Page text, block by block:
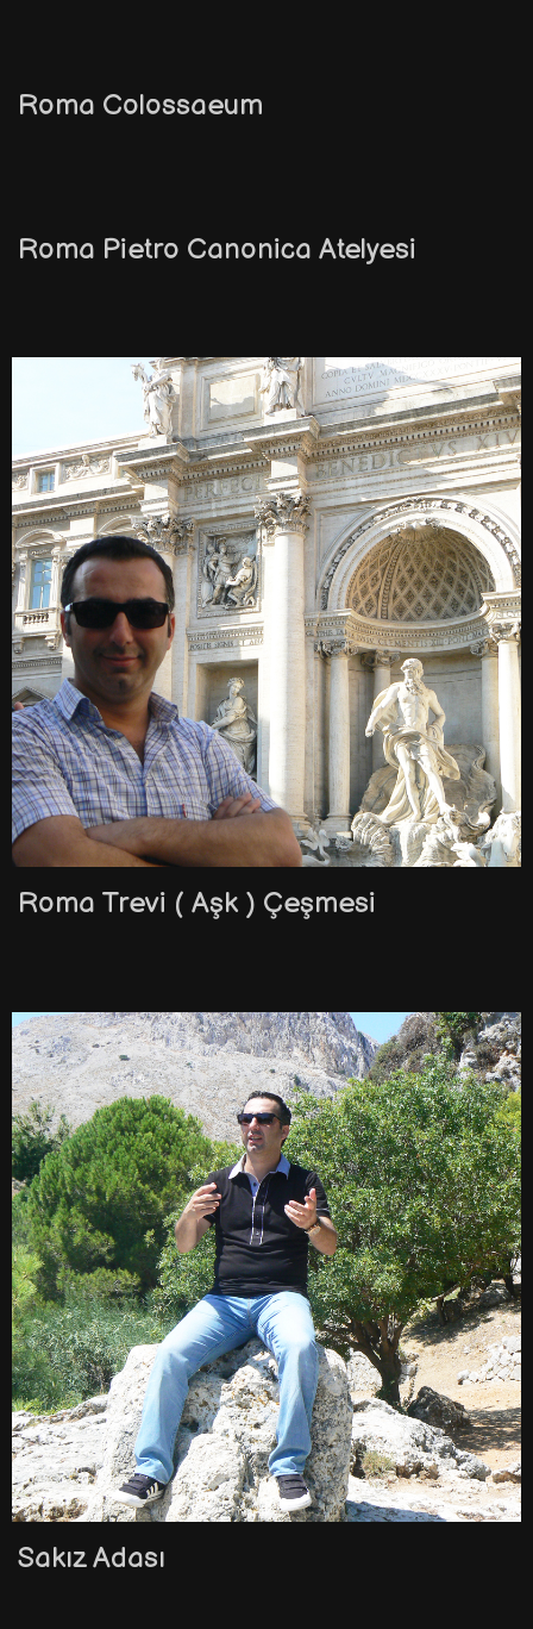
Roma Colossaeum
Roma Pietro Canonica Atelyesi
Roma Trevi ( Aşk ) Çeşmesi
Sakız Adası